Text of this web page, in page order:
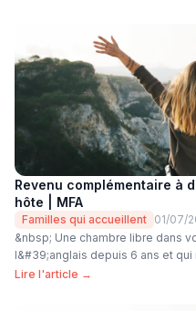
Revenu complémentaire à
hôte | MFA
Familles qui accueillent 01/07/
&nbsp; Une chambre libre dans
l&#39;anglais depuis 6 ans et
Lire l'article →